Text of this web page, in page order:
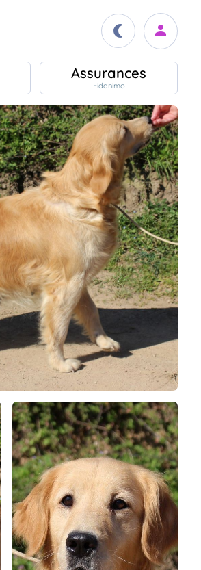
Assurances
Fidanimo